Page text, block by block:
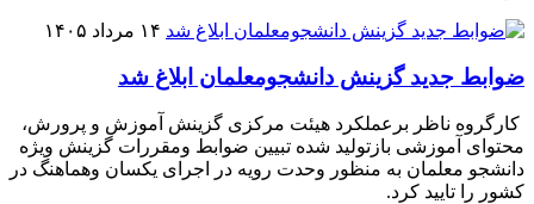
۱۴ مرداد ۱۴۰۵
ضوابط جدید گزینش دانشجومعلمان ابلاغ شد
کارگروه ناظر برعملکرد هیئت مرکزی گزینش آموزش و پرورش،
محتوای آموزشی بازتولید شده تبیین ضوابط ومقررات گزینش ویژه
دانشجو معلمان به منظور وحدت رویه در اجرای یکسان وهماهنگ در
کشور را تایید کرد.